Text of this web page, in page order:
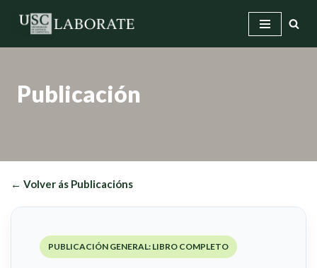
Saltar
Publicación
← Volver ás Publicacións
PUBLICACIÓN GENERAL: LIBRO COMPLETO